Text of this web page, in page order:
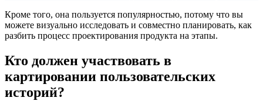
Кроме того, она пользуется популярностью, потому что вы
можете визуально исследовать и совместно планировать, как
разбить процесс проектирования продукта на этапы.
Кто должен участвовать в
картировании пользовательских
историй?